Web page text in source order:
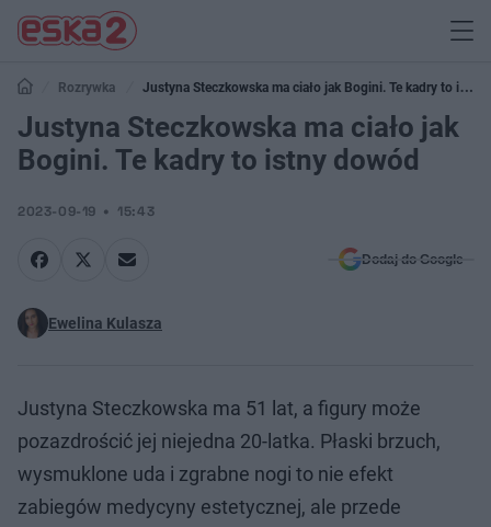
Rozrywka
Justyna Steczkowska ma ciało jak Bogini. Te kadry to istny
dowód
Justyna Steczkowska ma ciało jak
Bogini. Te kadry to istny dowód
2023-09-19 15:43
Dodaj do Google
Ewelina Kulasza
Justyna Steczkowska ma 51 lat, a figury może
pozazdrościć jej niejedna 20-latka. Płaski brzuch,
wysmuklone uda i zgrabne nogi to nie efekt
zabiegów medycyny estetycznej, ale przede